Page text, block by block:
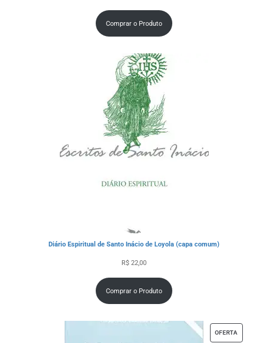
Comprar o Produto
Diário Espiritual de Santo Inácio de Loyola (capa comum)
R$ 22,00
Comprar o Produto
OFERTA